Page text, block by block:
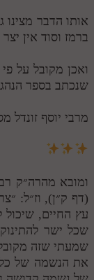
אותו הדבר
ברמז וסוד אין
ואכן מקובל על
שנכתב בספר
מרבי יוסף זונדל
ומובא מהרה״ק
(דף ק״ן), וז״ל:
עץ החיים,
שכל ישר
שמעתי שזה
את הנשמה של כל